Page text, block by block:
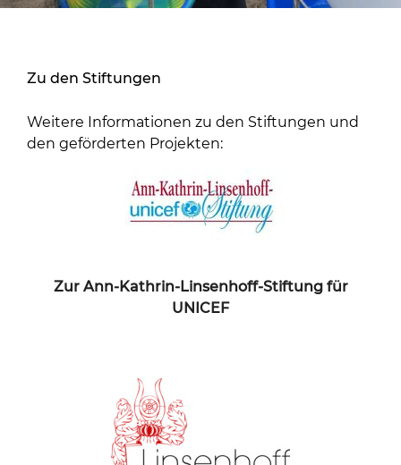
Zu den Stiftungen
Weitere Informationen zu den Stiftungen und
den geförderten Projekten:
Zur Ann-Kathrin-Linsenhoff-Stiftung für
UNICEF